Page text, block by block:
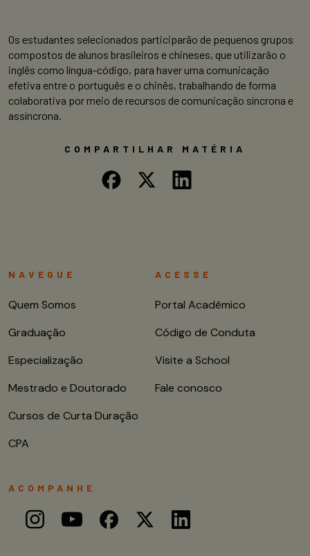
Os estudantes selecionados participarão de pequenos grupos
compostos de alunos brasileiros e chineses, que utilizarão o
inglês como língua-código, para haver uma comunicação
efetiva entre o português e o chinês, trabalhando de forma
colaborativa por meio de recursos de comunicação síncrona e
assíncrona.
COMPARTILHAR MATÉRIA
NAVEGUE
Quem Somos
Graduação
Especialização
Mestrado e Doutorado
Cursos de Curta Duração
CPA
ACESSE
Portal Acadêmico
Código de Conduta
Visite a School
Fale conosco
ACOMPANHE